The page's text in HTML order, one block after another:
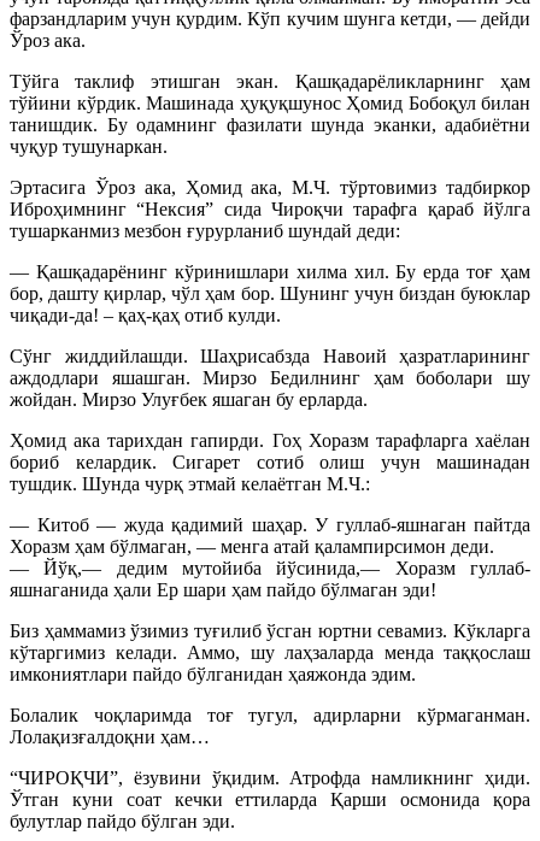
фарзандларим учун қурдим. Кўп кучим шунга кетди, — дейди
Ўроз ака.
Тўйга таклиф этишган экан. Қашқадарёликларнинг ҳам
тўйини кўрдик. Машинада ҳуқуқшунос Ҳомид Бобоқул билан
танишдик. Бу одамнинг фазилати шунда эканки, адабиётни
чуқур тушунаркан.
Эртасига Ўроз ака, Ҳомид ака, М.Ч. тўртовимиз тадбиркор
Иброҳимнинг “Нексия” сида Чироқчи тарафга қараб йўлга
тушарканмиз мезбон ғурурланиб шундай деди:
— Қашқадарёнинг кўринишлари хилма хил. Бу ерда тоғ ҳам
бор, дашту қирлар, чўл ҳам бор. Шунинг учун биздан буюклар
чиқади-да! – қаҳ-қаҳ отиб кулди.
Сўнг жиддийлашди. Шаҳрисабзда Навоий ҳазратларининг
аждодлари яшашган. Мирзо Бедилнинг ҳам боболари шу
жойдан. Мирзо Улуғбек яшаган бу ерларда.
Ҳомид ака тарихдан гапирди. Гоҳ Хоразм тарафларга хаёлан
бориб келардик. Сигарет сотиб олиш учун машинадан
тушдик. Шунда чурқ этмай келаётган М.Ч.:
— Китоб — жуда қадимий шаҳар. У гуллаб-яшнаган пайтда
Хоразм ҳам бўлмаган, — менга атай қалампирсимон деди.
— Йўқ,— дедим мутойиба йўсинида,— Хоразм гуллаб-
яшнаганида ҳали Ер шари ҳам пайдо бўлмаган эди!
Биз ҳаммамиз ўзимиз туғилиб ўсган юртни севамиз. Кўкларга
кўтаргимиз келади. Аммо, шу лаҳзаларда менда таққослаш
имкониятлари пайдо бўлганидан ҳаяжонда эдим.
Болалик чоқларимда тоғ тугул, адирларни кўрмаганман.
Лолақизғалдоқни ҳам…
“ЧИРОҚЧИ”, ёзувини ўқидим. Атрофда намликнинг ҳиди.
Ўтган куни соат кечки еттиларда Қарши осмонида қора
булутлар пайдо бўлган эди.